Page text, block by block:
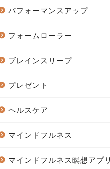
パフォーマンスアップ
フォームローラー
ブレインスリープ
プレゼント
ヘルスケア
マインドフルネス
マインドフルネス瞑想アプリ